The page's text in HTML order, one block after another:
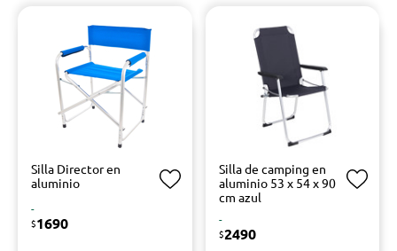
Silla Director en
aluminio
-
$1690
Silla de camping en
aluminio 53 x 54 x 90
cm azul
-
$2490